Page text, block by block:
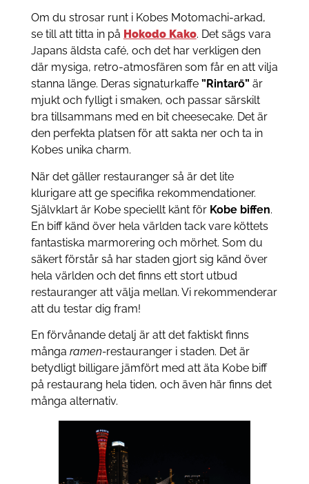
Om du strosar runt i Kobes Motomachi-arkad,
se till att titta in på Hokodo Kako. Det sägs vara
Japans äldsta café, och det har verkligen den
där mysiga, retro-atmosfären som får en att vilja
stanna länge. Deras signaturkaffe ”Rintarō” är
mjukt och fylligt i smaken, och passar särskilt
bra tillsammans med en bit cheesecake. Det är
den perfekta platsen för att sakta ner och ta in
Kobes unika charm.
När det gäller restauranger så är det lite
klurigare att ge specifika rekommendationer.
Självklart är Kobe speciellt känt för Kobe biffen.
En biff känd över hela världen tack vare köttets
fantastiska marmorering och mörhet. Som du
säkert förstår så har staden gjort sig känd över
hela världen och det finns ett stort utbud
restauranger att välja mellan. Vi rekommenderar
att du testar dig fram!
En förvånande detalj är att det faktiskt finns
många ramen-restauranger i staden. Det är
betydligt billigare jämfört med att äta Kobe biff
på restaurang hela tiden, och även här finns det
många alternativ.